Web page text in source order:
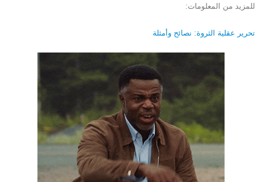
للمزيد من المعلومات:
تحرير عقلية الثروة: نصائح وأمثلة